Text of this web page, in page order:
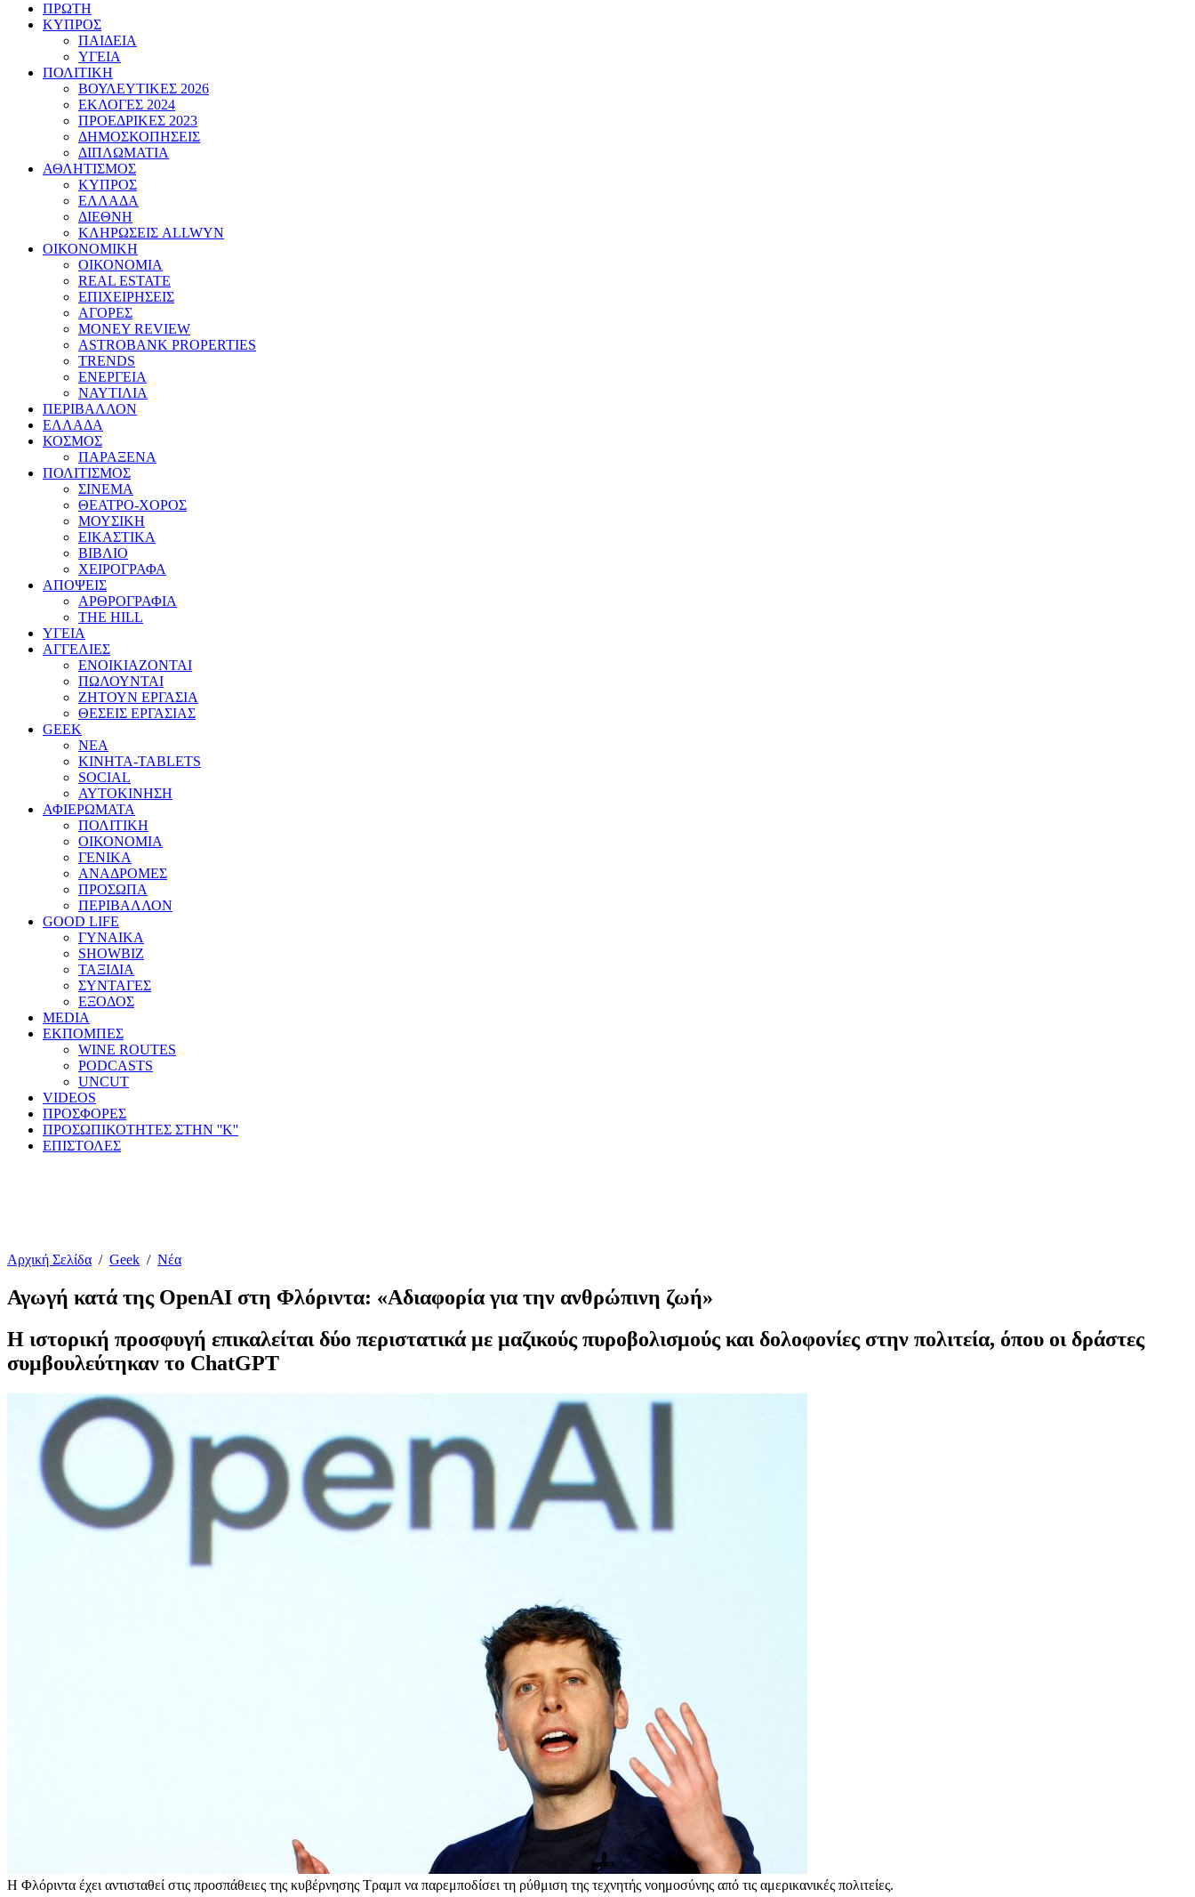
ΠΡΩΤΗ
ΚΥΠΡΟΣ
ΠΑΙΔΕΙΑ
ΥΓΕΙΑ
ΠΟΛΙΤΙΚΗ
ΒΟΥΛΕΥΤΙΚΕΣ 2026
ΕΚΛΟΓΕΣ 2024
ΠΡΟΕΔΡΙΚΕΣ 2023
ΔΗΜΟΣΚΟΠΗΣΕΙΣ
ΔΙΠΛΩΜΑΤΙΑ
ΑΘΛΗΤΙΣΜΟΣ
ΚΥΠΡΟΣ
ΕΛΛΑΔΑ
ΔΙΕΘΝΗ
ΚΛΗΡΩΣΕΙΣ ALLWYN
ΟΙΚΟΝΟΜΙΚΗ
ΟΙΚΟΝΟΜΙΑ
REAL ESTATE
ΕΠΙΧΕΙΡΗΣΕΙΣ
ΑΓΟΡΕΣ
MONEY REVIEW
ASTROBANK PROPERTIES
TRENDS
ΕΝΕΡΓΕΙΑ
ΝΑΥΤΙΛΙΑ
ΠΕΡΙΒΑΛΛΟΝ
ΕΛΛΑΔΑ
ΚΟΣΜΟΣ
ΠΑΡΑΞΕΝΑ
ΠΟΛΙΤΙΣΜΟΣ
ΣΙΝΕΜΑ
ΘΕΑΤΡΟ-ΧΟΡΟΣ
ΜΟΥΣΙΚΗ
ΕΙΚΑΣΤΙΚΑ
ΒΙΒΛΙΟ
ΧΕΙΡΟΓΡΑΦΑ
ΑΠΟΨΕΙΣ
ΑΡΘΡΟΓΡΑΦΙΑ
THE HILL
ΥΓΕΙΑ
ΑΓΓΕΛΙΕΣ
ΕΝΟΙΚΙΑΖΟΝΤΑΙ
ΠΩΛΟΥΝΤΑΙ
ΖΗΤΟΥΝ ΕΡΓΑΣΙΑ
ΘΕΣΕΙΣ ΕΡΓΑΣΙΑΣ
GEEK
ΝΕΑ
ΚΙΝΗΤΑ-TABLETS
SOCIAL
ΑΥΤΟΚΙΝΗΣΗ
ΑΦΙΕΡΩΜΑΤΑ
ΠΟΛΙΤΙΚΗ
ΟΙΚΟΝΟΜΙΑ
ΓΕΝΙΚΑ
ΑΝΑΔΡΟΜΕΣ
ΠΡΟΣΩΠΑ
ΠΕΡΙΒΑΛΛΟΝ
GOOD LIFE
ΓΥΝΑΙΚΑ
SHOWBIZ
ΤΑΞΙΔΙΑ
ΣΥΝΤΑΓΕΣ
ΕΞΟΔΟΣ
MEDIA
ΕΚΠΟΜΠΕΣ
WINE ROUTES
PODCASTS
UNCUT
VIDEOS
ΠΡΟΣΦΟΡΕΣ
ΠΡΟΣΩΠΙΚΟΤΗΤΕΣ ΣΤΗΝ ''Κ''
ΕΠΙΣΤΟΛΕΣ
Αρχική Σελίδα / Geek / Νέα
Αγωγή κατά της OpenAI στη Φλόριντα: «Αδιαφορία για την ανθρώπινη ζωή»
Η ιστορική προσφυγή επικαλείται δύο περιστατικά με μαζικούς πυροβολισμούς και δολοφονίες στην πολιτεία, όπου οι δράστες
συμβουλεύτηκαν το ChatGPT
Η Φλόριντα έχει αντισταθεί στις προσπάθειες της κυβέρνησης Τραμπ να παρεμποδίσει τη ρύθμιση της τεχνητής νοημοσύνης από τις αμερικανικές πολιτείες.